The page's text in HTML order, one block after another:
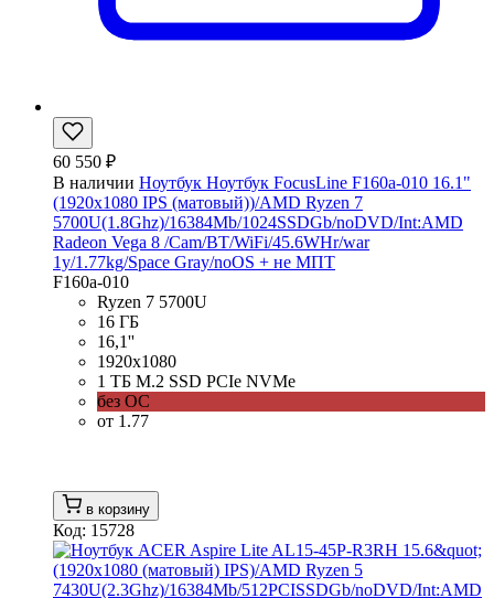
60 550 ₽
В наличии Ноутбук Ноутбук FocusLine F160a-010 16.1"
(1920x1080 IPS (матовый))/AMD Ryzen 7
5700U(1.8Ghz)/16384Mb/1024SSDGb/noDVD/Int:AMD
Radeon Vega 8 /Cam/BT/WiFi/45.6WHr/war
1y/1.77kg/Space Gray/noOS + не МПТ
F160a-010
Ryzen 7 5700U
16 ГБ
16,1''
1920x1080
1 ТБ M.2 SSD PCIe NVMe
без ОС
от 1.77
в корзину
Код: 15728